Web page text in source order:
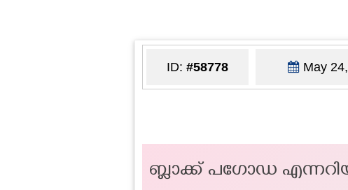
ID: #58778 May
ബ്ലാക്ക് പഗോഡ